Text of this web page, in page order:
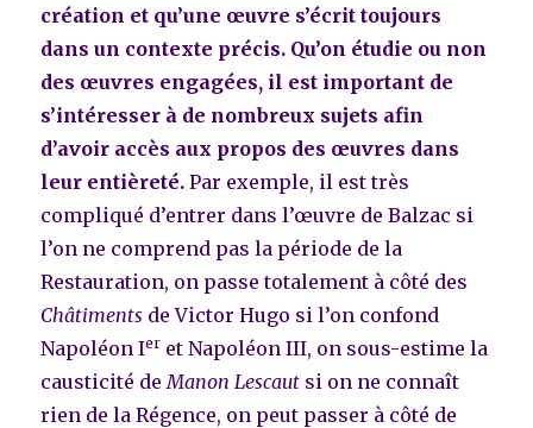
création et qu’une œuvre s’écrit toujours
dans un contexte précis. Qu’on étudie ou non
des œuvres engagées, il est important de
s’intéresser à de nombreux sujets afin
d’avoir accès aux propos des œuvres dans
leur entièreté. Par exemple, il est très
compliqué d’entrer dans l’œuvre de Balzac si
l’on ne comprend pas la période de la
Restauration, on passe totalement à côté des
Châtiments de Victor Hugo si l’on confond
Napoléon Ier et Napoléon III, on sous-estime la
causticité deManon Lescaut si on ne connaît
rien de la Régence, on peut passer à côté de